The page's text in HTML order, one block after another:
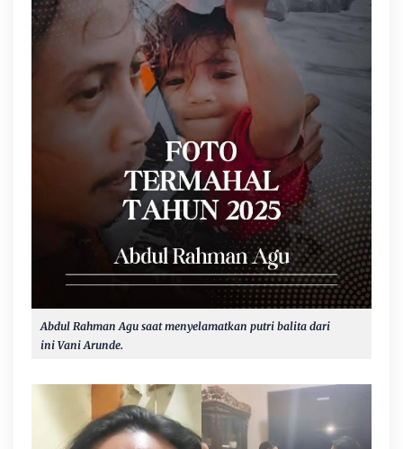
Abdul Rahman Agu saat menyelamatkan putri balita dari
ini Vani Arunde.